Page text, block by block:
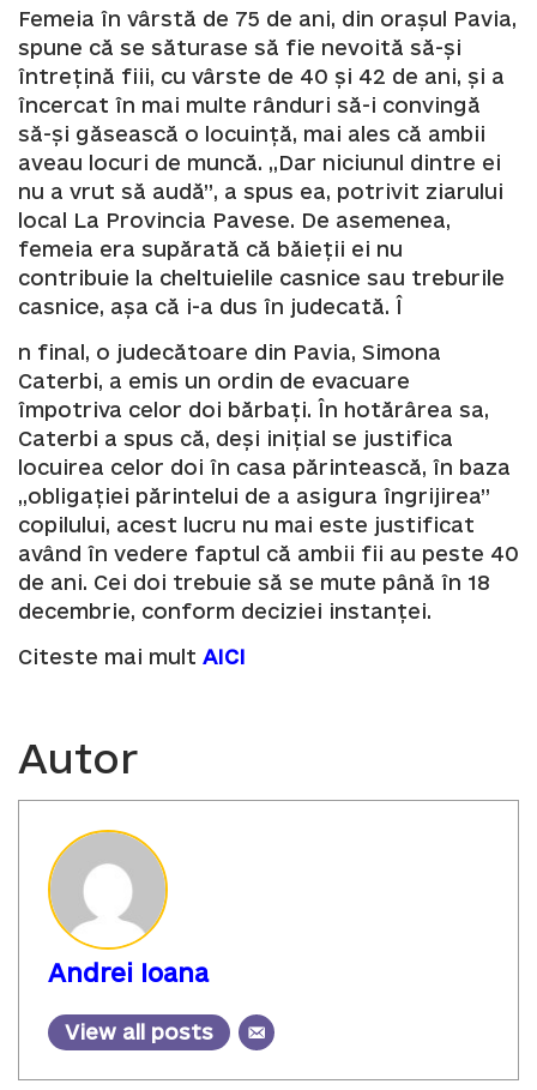
Femeia în vârstă de 75 de ani, din orașul Pavia,
spune că se săturase să fie nevoită să-și
întrețină fiii, cu vârste de 40 și 42 de ani, și a
încercat în mai multe rânduri să-i convingă
să-și găsească o locuință, mai ales că ambii
aveau locuri de muncă. „Dar niciunul dintre ei
nu a vrut să audă”, a spus ea, potrivit ziarului
local La Provincia Pavese. De asemenea,
femeia era supărată că băieții ei nu
contribuie la cheltuielile casnice sau treburile
casnice, așa că i-a dus în judecată. Î
n final, o judecătoare din Pavia, Simona
Caterbi, a emis un ordin de evacuare
împotriva celor doi bărbați. În hotărârea sa,
Caterbi a spus că, deși inițial se justifica
locuirea celor doi în casa părintească, în baza
„obligației părintelui de a asigura îngrijirea”
copilului, acest lucru nu mai este justificat
având în vedere faptul că ambii fii au peste 40
de ani. Cei doi trebuie să se mute până în 18
decembrie, conform deciziei instanței.
Citeste mai mult AICI
Autor
Andrei Ioana
View all posts